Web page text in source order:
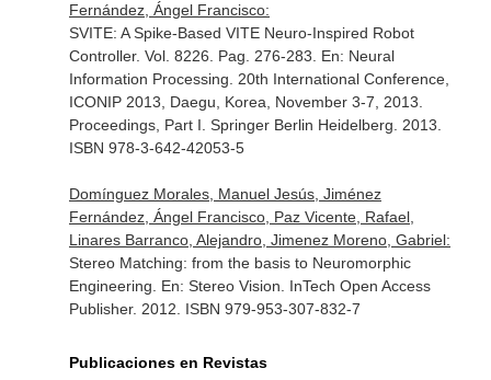
Fernández, Ángel Francisco:
SVITE: A Spike-Based VITE Neuro-Inspired Robot
Controller. Vol. 8226. Pag. 276-283. En: Neural
Information Processing. 20th International Conference,
ICONIP 2013, Daegu, Korea, November 3-7, 2013.
Proceedings, Part I . Springer Berlin Heidelberg. 2013.
ISBN 978-3-642-42053-5
Domínguez Morales, Manuel Jesús, Jiménez
Fernández, Ángel Francisco, Paz Vicente, Rafael,
Linares Barranco, Alejandro, Jimenez Moreno, Gabriel:
Stereo Matching: from the basis to Neuromorphic
Engineering. En: Stereo Vision . InTech Open Access
Publisher. 2012. ISBN 979-953-307-832-7
Publicaciones en Revistas